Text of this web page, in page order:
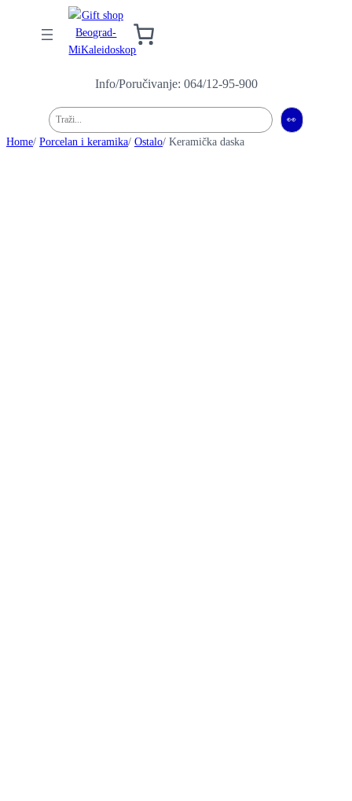
Info/Poručivanje: 064/12-95-900
Pretraga 👀
Home/ Porcelan i keramika/ Ostalo/ Keramička daska